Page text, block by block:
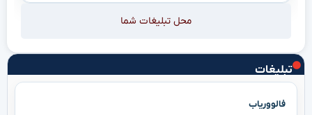
تبلیغات
فالووریاب
محل تبلیغات شما